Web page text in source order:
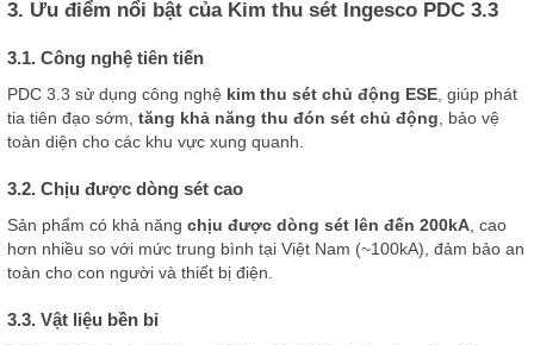
3. Ưu điểm nổi bật của Kim thu sét Ingesco PDC 3.3
3.1. Công nghệ tiên tiến
PDC 3.3 sử dụng công nghệ kim thu sét chủ động ESE , giúp phát
tia tiên đạo sớm, tăng khả năng thu đón sét chủ động , bảo vệ
toàn diện cho các khu vực xung quanh.
3.2. Chịu được dòng sét cao
Sản phẩm có khả năng chịu được dòng sét lên đến 200kA , cao
hơn nhiều so với mức trung bình tại Việt Nam (~100kA), đảm bảo an
toàn cho con người và thiết bị điện.
3.3. Vật liệu bền bỉ